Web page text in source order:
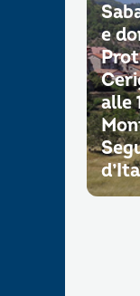
e
alle